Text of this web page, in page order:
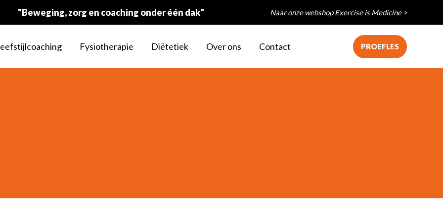
"Beweging, zorg en coaching onder één dak" Naar onze webshop Exercise is Medicine >
Fysiotherapie Diëtetiek Over ons Contact PROEFLES